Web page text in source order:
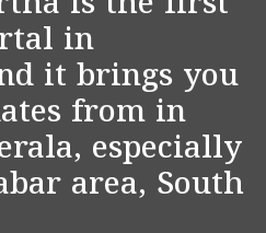
in
it brings you
from in
especially
area, South